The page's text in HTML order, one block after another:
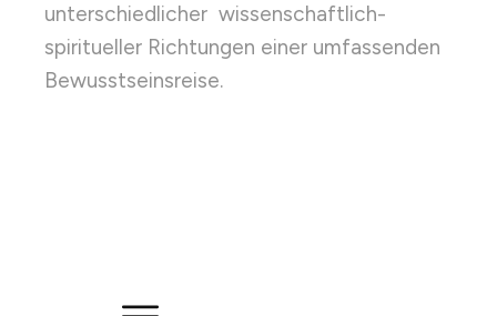
unterschiedlicher wissenschaftlich-
spiritueller Richtungen einer umfassenden
Bewusstseinsreise.